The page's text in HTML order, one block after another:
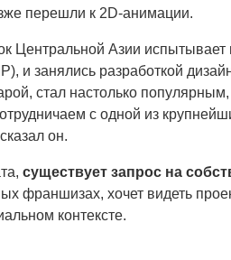
перешли к 2D-анимации.
Центральной Азии испытывает
и занялись разработкой
стал настолько
с одной из
он.
существует запрос на
франшизах, хочет видеть
контексте.